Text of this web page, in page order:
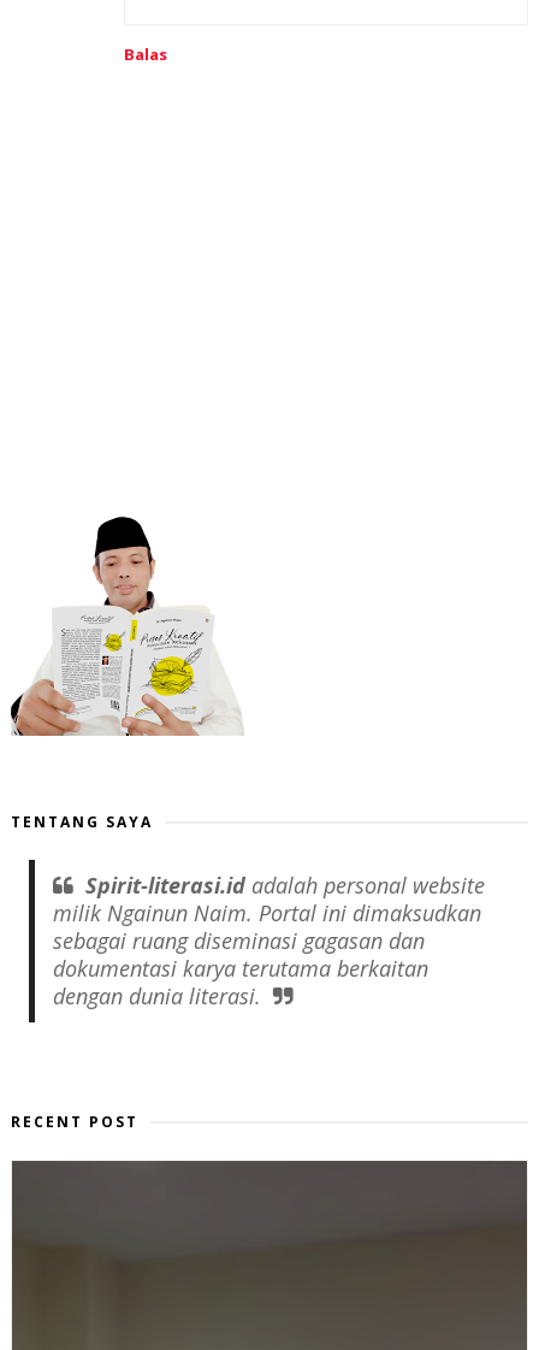
Balas
TENTANG SAYA
Spirit-literasi.idadalah personal website
milik Ngainun Naim. Portal ini dimaksudkan
sebagai ruang diseminasi gagasan dan
dokumentasi karya terutama berkaitan
dengan dunia literasi.
RECENT POST